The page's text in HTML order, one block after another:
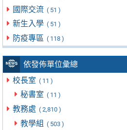
國際交流 ( 51 )
新生入學 ( 51 )
防疫專區 ( 118 )
依發佈單位彙總
校長室 ( 11 )
秘書室 ( 11 )
教務處 ( 2,810 )
教學組 ( 503 )